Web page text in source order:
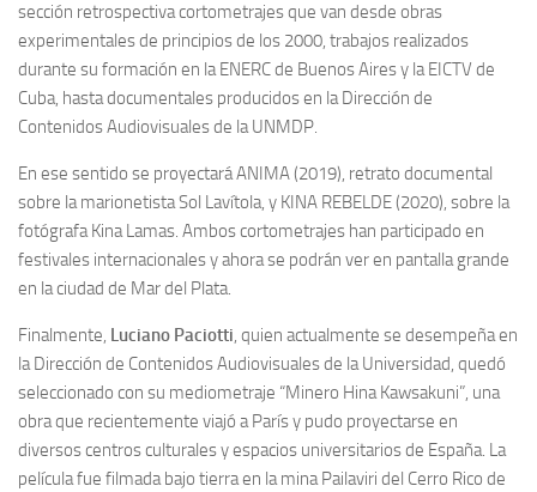
sección retrospectiva cortometrajes que van desde obras
experimentales de principios de los 2000, trabajos realizados
durante su formación en la ENERC de Buenos Aires y la EICTV de
Cuba, hasta documentales producidos en la Dirección de
Contenidos Audiovisuales de la UNMDP.
En ese sentido se proyectará ANIMA (2019), retrato documental
sobre la marionetista Sol Lavítola, y KINA REBELDE (2020), sobre la
fotógrafa Kina Lamas. Ambos cortometrajes han participado en
festivales internacionales y ahora se podrán ver en pantalla grande
en la ciudad de Mar del Plata.
Finalmente, Luciano Paciotti, quien actualmente se desempeña en
la Dirección de Contenidos Audiovisuales de la Universidad, quedó
seleccionado con su mediometraje “Minero Hina Kawsakuni”, una
obra que recientemente viajó a París y pudo proyectarse en
diversos centros culturales y espacios universitarios de España. La
película fue filmada bajo tierra en la mina Pailaviri del Cerro Rico de